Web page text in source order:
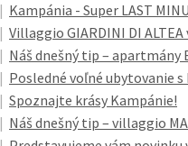
| Kampánia - Super LAST
| Villaggio GIARDINI DI
| Náš dnešný tip – apartmány
| Posledné voľné ubytovanie s
| Spoznajte krásy Kampánie!
| Náš dnešný tip – villaggio